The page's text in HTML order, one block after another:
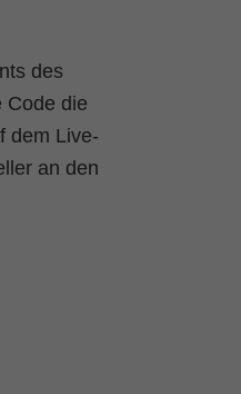
des
Code die
dem Live-
an den